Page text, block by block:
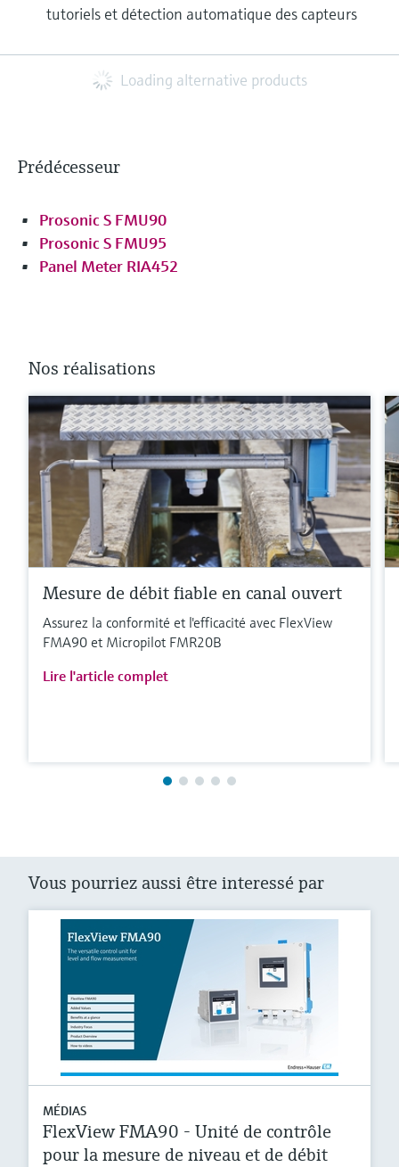
tutoriels et détection automatique des capteurs
Loading alternative products
Prédécesseur
Prosonic S FMU90
Prosonic S FMU95
Panel Meter RIA452
Nos réalisations
Mesure de débit fiable en canal ouvert
Assurez la conformité et l'efficacité avec FlexView
FMA90 et Micropilot FMR20B
Lire l'article complet
Vous pourriez aussi être interessé par
MÉDIAS
FlexView FMA90 - Unité de contrôle
pour la mesure de niveau et de débit